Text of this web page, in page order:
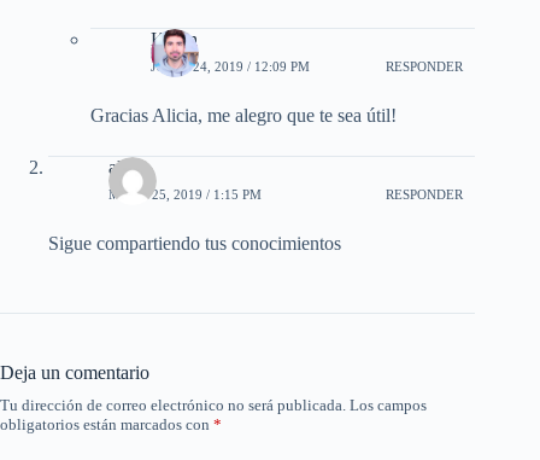
Kevin
JUNIO 24, 2019 / 12:09 PM RESPONDER
Gracias Alicia, me alegro que te sea útil!
alicia
MAYO 25, 2019 / 1:15 PM RESPONDER
Sigue compartiendo tus conocimientos
Deja un comentario
Tu dirección de correo electrónico no será publicada. Los campos
obligatorios están marcados con *